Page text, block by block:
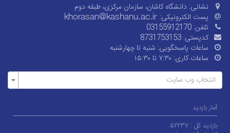
نشانی: دانشگاه کاشان، سازمان مرکزی، طبقه دوم
پست الکترونیکی:
تلفن: 03155912170
کدپستی: 8731753153
ساعات پاسخگویی: شنبه تا چهارشنبه
ساعات کاری: ۷:۳۰ تا ۱۵:۳۰
انتخاب وب سایت
آمار بازدید
بازدید کل : ۵۲۲۳۷